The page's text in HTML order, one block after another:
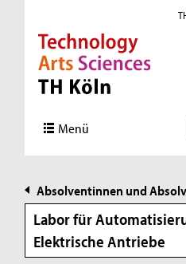
Direkt zur Hauptnavigation
Direkt zur Subnavigation
Direkt zum Inhalt
Direkt zum Fußbereich
Menü
Absolventinnen und
Labor für
Elektrische Antriebe